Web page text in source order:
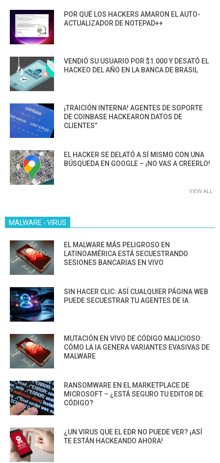
POR QUÉ LOS HACKERS AMARON EL AUTO-
ACTUALIZADOR DE NOTEPAD++
VENDIÓ SU USUARIO POR $1.000 Y DESATÓ EL
HACKEO DEL AÑO EN LA BANCA DE BRASIL
¡TRAICIÓN INTERNA! AGENTES DE SOPORTE
DE COINBASE HACKEARON DATOS DE
CLIENTES”
EL HACKER SE DELATÓ A SÍ MISMO CON UNA
BÚSQUEDA EN GOOGLE – ¡NO VAS A CREERLO!
VIEW ALL
MALWARE - VIRUS
EL MALWARE MÁS PELIGROSO EN
LATINOAMÉRICA ESTÁ SECUESTRANDO
SESIONES BANCARIAS EN VIVO
SIN HACER CLIC: ASÍ CUALQUIER PÁGINA WEB
PUEDE SECUESTRAR TU AGENTES DE IA
MUTACIÓN EN VIVO DE CÓDIGO MALICIOSO:
CÓMO LA IA GENERA VARIANTES EVASIVAS DE
MALWARE
RANSOMWARE EN EL MARKETPLACE DE
MICROSOFT – ¿ESTÁ SEGURO TU EDITOR DE
CÓDIGO?
¿UN VIRUS QUE EL EDR NO PUEDE VER? ¡ASÍ
TE ESTÁN HACKEANDO AHORA!